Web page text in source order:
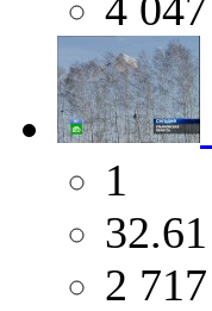
1
32.61
2 717